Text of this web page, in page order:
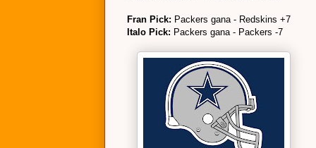
Fran Pick: Packers gana - Redskins +7
Italo Pick: Packers gana - Packers -7